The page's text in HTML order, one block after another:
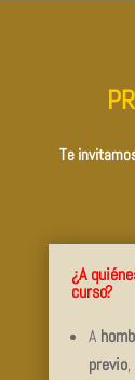
Te
¿A
curso?
A
previo,